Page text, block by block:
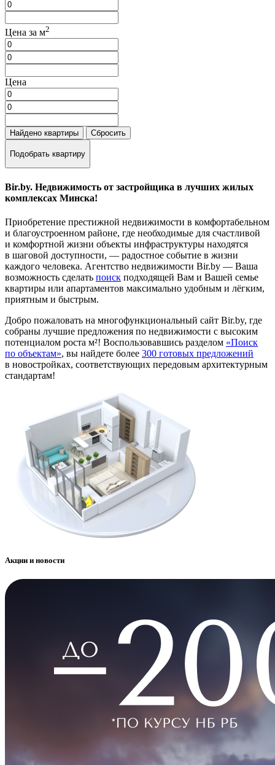
Цена за м2
Цена
Найдено квартиры Сбросить
Подобрать квартиру
Bir.by. Недвижимость от застройщика в лучших жилых
комплексах Минска!
Приобретение престижной недвижимости в комфортабельном
и благоустроенном районе, где необходимые для счастливой
и комфортной жизни объекты инфраструктуры находятся
в шаговой доступности, — радостное событие в жизни
каждого человека. Агентство недвижимости Bir.by — Ваша
возможность сделать поиск подходящей Вам и Вашей семье
квартиры или апартаментов максимально удобным и лёгким,
приятным и быстрым.
Добро пожаловать на многофункциональный сайт Bir.by, где
собраны лучшие предложения по недвижимости с высоким
потенциалом роста м²! Воспользовавшись разделом «Поиск
по объектам», вы найдете более 300 готовых предложений
в новостройках, соответствующих передовым архитектурным
стандартам!
Акции и новости